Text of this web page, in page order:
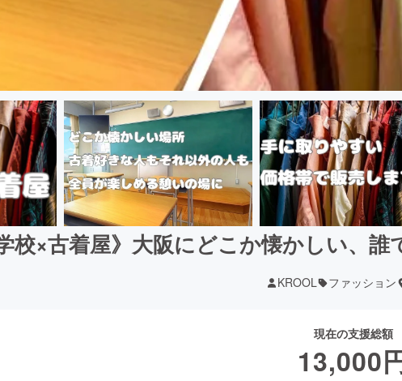
校×古着屋》大阪にどこか懐かしい、
KROOL ファッション
現在の支援総額
13,000